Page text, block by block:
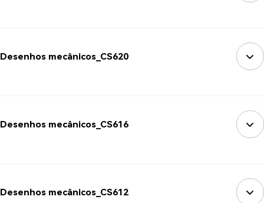
Desenhos mecânicos_CS620
Desenhos mecânicos_CS616
Desenhos mecânicos_CS612